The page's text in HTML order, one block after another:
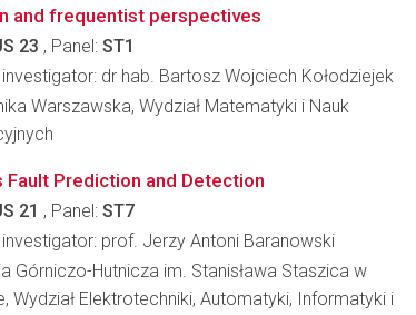
and frequentist perspectives
23 , Panel: ST1
dr hab. Bartosz Wojciech Kołodziejek
Warszawska, Wydział Matematyki i Nauk
Fault Prediction and Detection
21 , Panel: ST7
investigator: prof. Jerzy Antoni Baranowski
Górniczo-Hutnicza im. Stanisława Staszica w
Wydział Elektrotechniki, Automatyki, Informatyki i